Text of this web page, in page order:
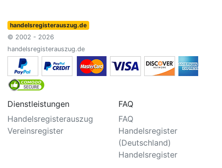
handelsregisterauszug.de
© 2002 - 2026
handelsregisterauszug.de
Dienstleistungen
Handelsregisterauszug
Vereinsregister
FAQ
FAQ
Handelsregister
(Deutschland)
Handelsregister